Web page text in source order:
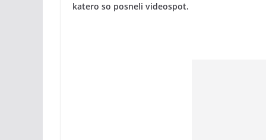
katero so posneli videospot.